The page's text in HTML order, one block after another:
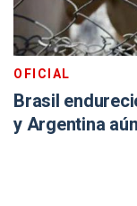
OFICIAL
Brasil
y Argentina